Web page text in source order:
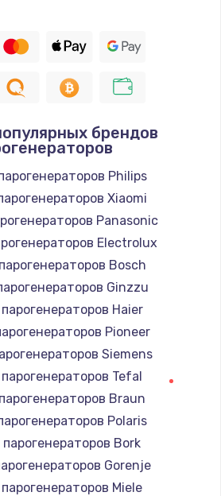
брендов
Philips
Xiaomi
Panasonic
Electrolux
Bosch
Ginzzu
Haier
Pioneer
Siemens
Tefal
Braun
Polaris
Bork
Gorenje
Miele